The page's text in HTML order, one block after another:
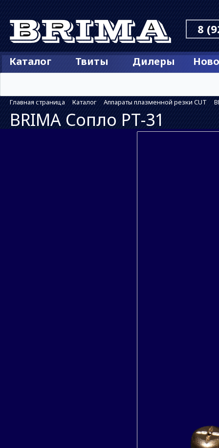
8
Каталог Твиты Дилеры
Главная страница Каталог Аппараты плазменной резки CUT
BRIMA Сопло РТ-31